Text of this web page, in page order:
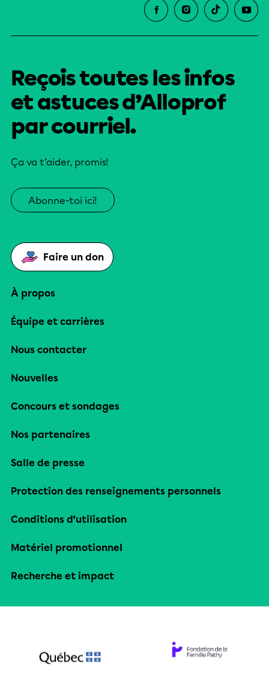
Reçois toutes les infos
et astuces d’Alloprof
par courriel.
Ça va t’aider, promis!
Abonne-toi ici!
Faire un don
À propos
Équipe et carrières
Nous contacter
Nouvelles
Concours et sondages
Nos partenaires
Salle de presse
Protection des renseignements personnels
Conditions d’utilisation
Matériel promotionnel
Recherche et impact